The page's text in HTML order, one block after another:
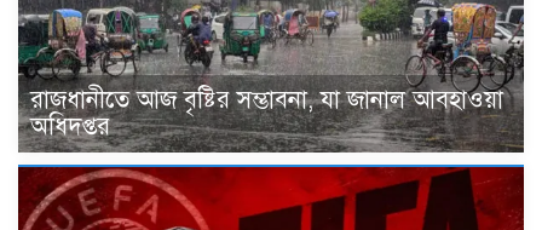
রাজধানীতে আজ বৃষ্টির সম্ভাবনা, যা জানাল আবহাওয়া
অধিদপ্তর